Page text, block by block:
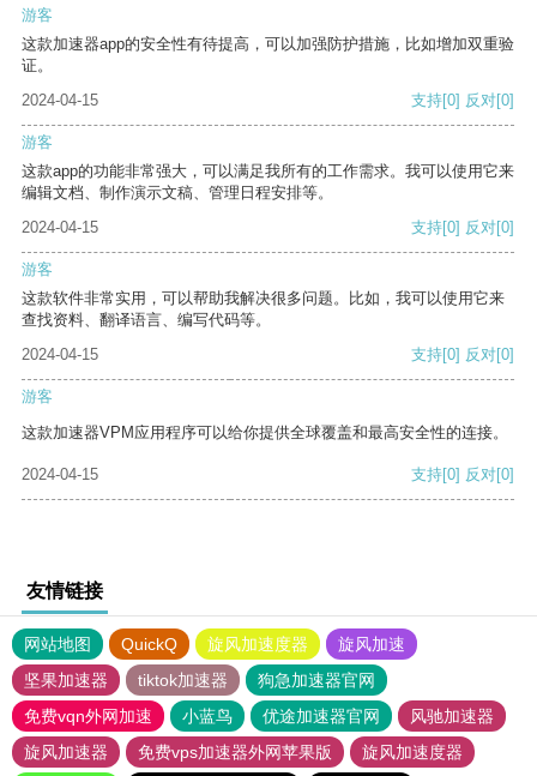
游客
这款加速器app的安全性有待提高，可以加强防护措施，比如增加双重验
证。
2024-04-15
支持[0] 反对[0]
游客
这款app的功能非常强大，可以满足我所有的工作需求。我可以使用它来
编辑文档、制作演示文稿、管理日程安排等。
2024-04-15
支持[0] 反对[0]
游客
这款软件非常实用，可以帮助我解决很多问题。比如，我可以使用它来
查找资料、翻译语言、编写代码等。
2024-04-15
支持[0] 反对[0]
游客
这款加速器VPM应用程序可以给你提供全球覆盖和最高安全性的连接。
2024-04-15 支持[0] 反对[0]
友情链接
网站地图 QuickQ 旋风加速度器
旋风加速
坚果加速器
tiktok加速器
狗急加速器官网
免费vqn外网加速
小蓝鸟 优途加速器官网
风驰加速器
旋风加速器
免费vps加速器外网苹果版 旋风加速度器